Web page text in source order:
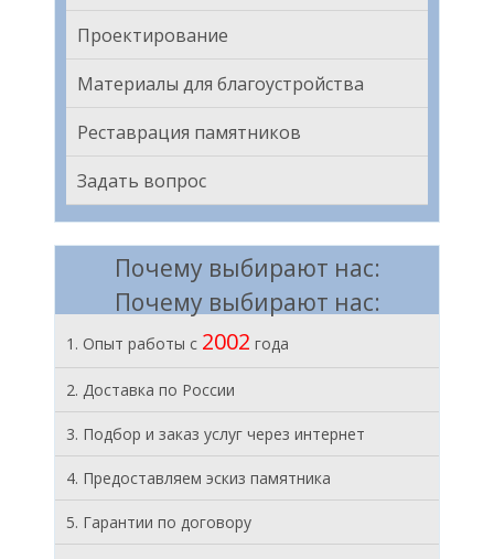
Проектирование
Материалы для благоустройства
Реставрация памятников
Задать вопрос
Почему выбирают нас:
Почему выбирают нас:
1. Опыт работы с 2002 года
2. Доставка по России
3. Подбор и заказ услуг через интернет
4. Предоставляем эскиз памятника
5. Гарантии по договору